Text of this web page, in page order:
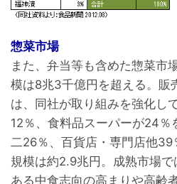
惣菜市場
また、弁当等も含めた惣菜市
模は8兆3千億円を超える。販
は、同社が取り組みを強化し
12％、食料品スーパーが24％
二26％、百貨店・専門店他
規模は約2.9兆円。成熟市場
ある中食志向の高まりや高齢